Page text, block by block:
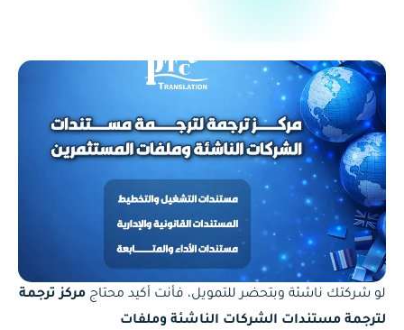
لو شركتك ناشئة وبتحضر للتمويل، فأنت أكيد محتاج مركز ترجمة
لترجمة مستندات الشركات الناشئة وملفات